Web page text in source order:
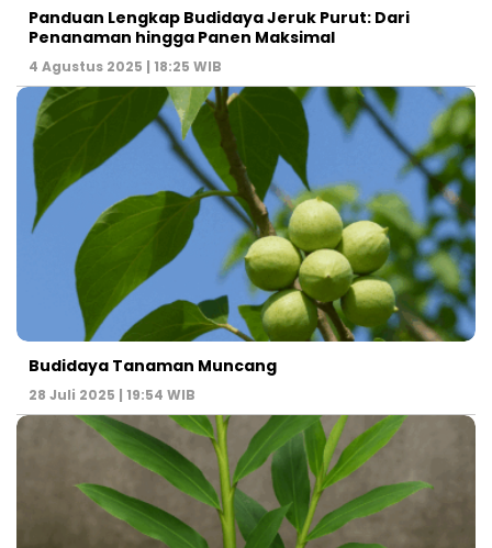
Panduan Lengkap Budidaya Jeruk Purut: Dari
Penanaman hingga Panen Maksimal
4 Agustus 2025 | 18:25 WIB
Budidaya Tanaman Muncang
28 Juli 2025 | 19:54 WIB